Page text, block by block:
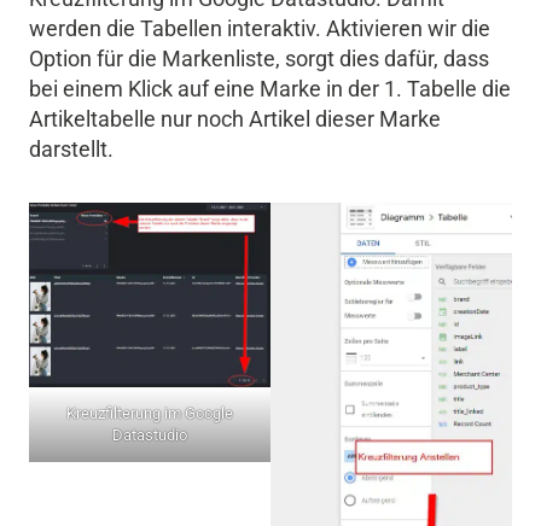
werden die Tabellen interaktiv. Aktivieren wir die
Option für die Markenliste, sorgt dies dafür, dass
bei einem Klick auf eine Marke in der 1. Tabelle die
Artikeltabelle nur noch Artikel dieser Marke
darstellt.
Kreuzfilterung im Google
Datastudio